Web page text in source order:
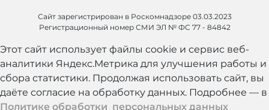
Сайт зарегистрирован в Роскомнадзоре 03.03.2023
Регистрационный номер СМИ ЭЛ № ФС 77 - 84842
Этот сайт использует файлы cookie и сервис веб-
аналитики Яндекс.Метрика для улучшения работы и
сбора статистики. Продолжая использовать сайт, вы
даёте согласие на обработку данных. Подробнее — в
Политике обработки персональных данных